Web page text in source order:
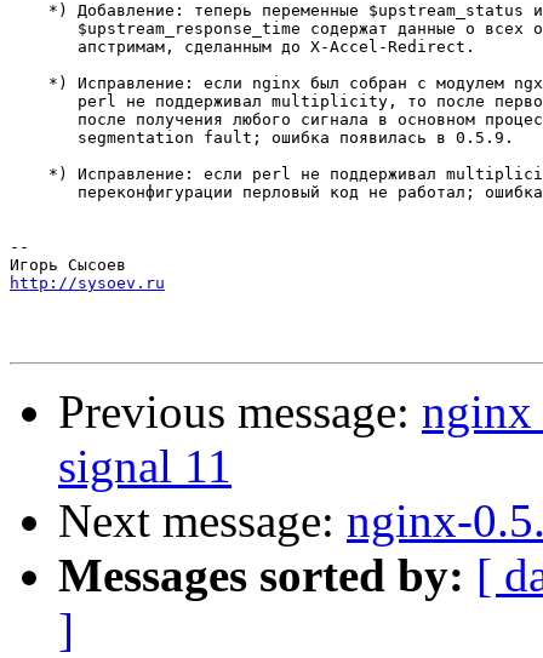
*) Добавление: теперь переменные $upstream_status
$upstream_response_time содержат данные о всех
       апстримам, сделанным до X-Accel-Redirect.
*) Исправление: если nginx был собран с модулем
perl не поддерживал multiplicity, то после
после получения любого сигнала в основном
       segmentation fault; ошибка появилась в 0.5.9.
*) Исправление: если perl не поддерживал
переконфигурации перловый код не работал;
--
http://sysoev.ru
Previous message: nginx
signal 11
Next message: nginx-
Messages sorted by: [
]